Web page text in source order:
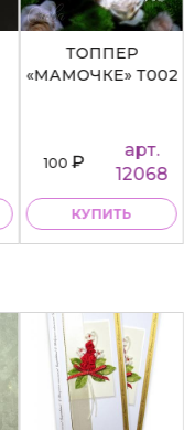
ТОППЕР
«МАМОЧКЕ» Т002
100₽
арт.
12068
КУПИТЬ